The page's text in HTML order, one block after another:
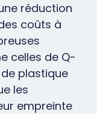
réduction
coûts à
celles de Q-
plastique
les
empreinte